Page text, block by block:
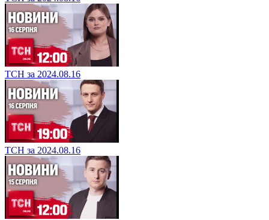
ТСН за 2024.08.16
ТСН за 2024.08.16